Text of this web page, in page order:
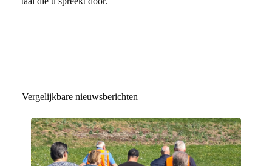
Vergelijkbare nieuwsberichten